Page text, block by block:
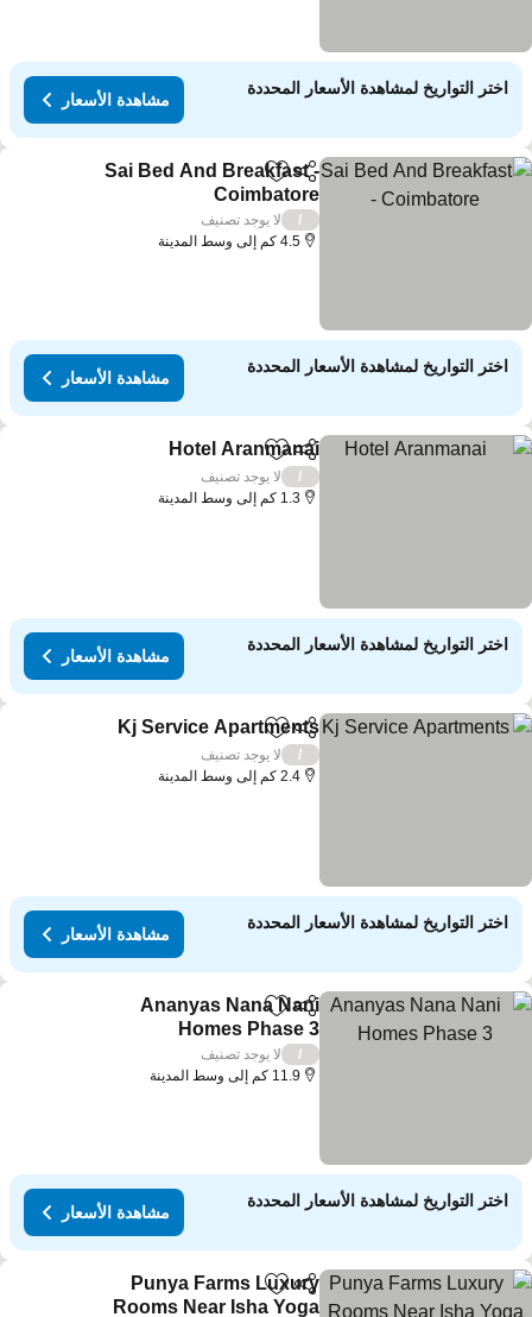
اختر التواريخ لمشاهدة الأسعار المحددة
مشاهدة الأسعار
مشاركةAdd to favorites
Sai Bed And Breakfast -
Coimbatore
لا يوجد تصنيف
4.5 كم إلى وسط المدينة
اختر التواريخ لمشاهدة الأسعار المحددة
مشاهدة الأسعار
مشاركةAdd to favorites
Hotel Aranmanai
لا يوجد تصنيف
1.3 كم إلى وسط المدينة
اختر التواريخ لمشاهدة الأسعار المحددة
مشاهدة الأسعار
مشاركةAdd to favorites
Kj Service Apartments
لا يوجد تصنيف
2.4 كم إلى وسط المدينة
اختر التواريخ لمشاهدة الأسعار المحددة
مشاهدة الأسعار
مشاركةAdd to favorites
Ananyas Nana Nani
Homes Phase 3
لا يوجد تصنيف
11.9 كم إلى وسط المدينة
اختر التواريخ لمشاهدة الأسعار المحددة
مشاهدة الأسعار
مشاركةAdd to favorites
Punya Farms Luxury
Rooms Near Isha Yoga